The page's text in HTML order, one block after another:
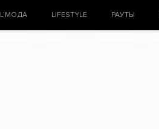
L’МОДА LIFESTYLE РАУТЫ